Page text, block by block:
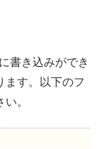
書き込みができ
ます。以下のフ
。